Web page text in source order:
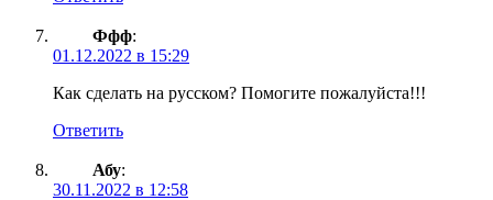
Ффф:
01.12.2022 в 15:29
Как сделать на русском? Помогите пожалуйста!!!
Ответить
Абу:
30.11.2022 в 12:58